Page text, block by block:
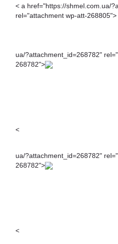
< a href="https://shmel.com.ua/
rel="attachment wp-att-268805">
ua/?attachment_id=268782"
268782">
<
ua/?attachment_id=268782"
268782">
<